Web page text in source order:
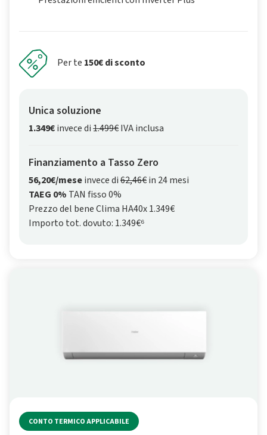
Per te 150€ di sconto
Unica soluzione
1.349€invece di1.499€IVA inclusa
Finanziamento a Tasso Zero
56,20€/meseinvece di62,46€in 24 mesi
TAEG 0% TAN fisso 0%
Prezzo del bene Clima HA40x 1.349€
Importo tot. dovuto: 1.349€⁶
CONTO TERMICO APPLICABILE